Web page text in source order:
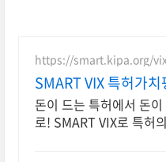
https://smart.kipa.org/vix
SMART VIX 특허가
템
돈이 드는 특허에서 돈
로! SMART VIX로 특허